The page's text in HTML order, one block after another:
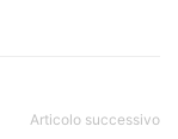
Articolo successivo